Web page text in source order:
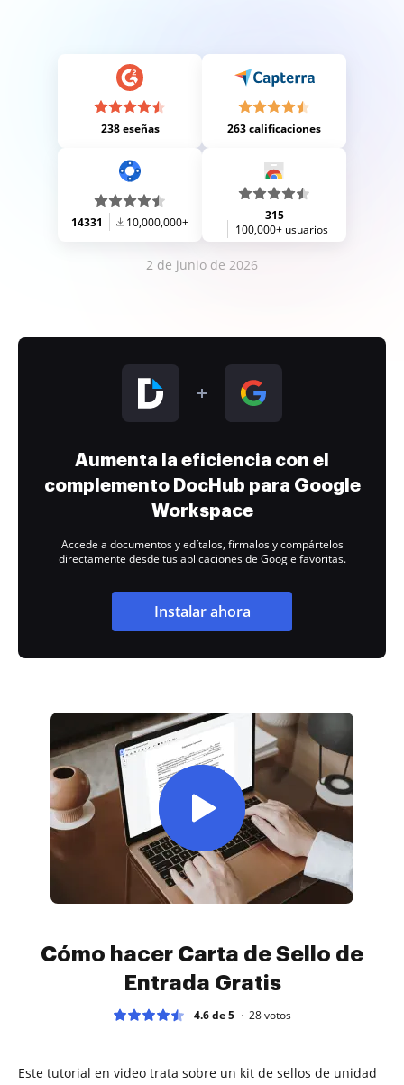
238 eseñas 263 calificaciones
14331 10,000,000+
315
100,000+ usuarios
2 de junio de 2026
Aumenta la eficiencia con el
complemento DocHub para Google
Workspace
Accede a documentos y edítalos, fírmalos y compártelos
directamente desde tus aplicaciones de Google favoritas.
Instalar ahora
Cómo hacer Carta de Sello de
Entrada Gratis
4.6 de 5 28votos
Este tutorial en video trata sobre un kit de sellos de unidad